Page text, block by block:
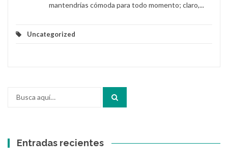
mantendrías cómoda para todo momento; claro,...
Uncategorized
Entradas recientes